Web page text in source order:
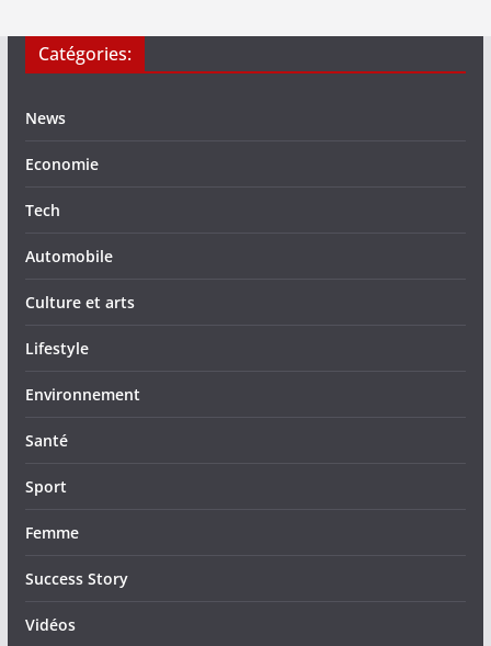
Catégories:
News
Economie
Tech
Automobile
Culture et arts
Lifestyle
Environnement
Santé
Sport
Femme
Success Story
Vidéos